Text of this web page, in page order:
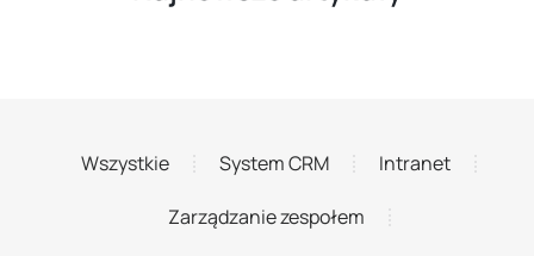
Wszystkie System CRM Intranet
Zarządzanie zespołem